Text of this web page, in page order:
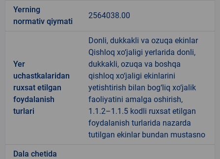
Yerning
normativ qiymati
2564038.00
Yer
uchastkalaridan
ruxsat etilgan
foydalanish
turlari
Donli, dukkakli va ozuqa ekinlar
Qishloq xo‘jaligi yerlarida donli,
dukkakli, ozuqa va boshqa
qishloq xo‘jaligi ekinlarini
yetishtirish bilan bog‘liq xo‘jalik
faoliyatini amalga oshirish,
1.1.2–1.1.5 kodli ruxsat etilgan
foydalanish turlarida nazarda
tutilgan ekinlar bundan mustasno
Dala chetida